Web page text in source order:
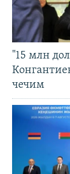
"15 млн
чечим